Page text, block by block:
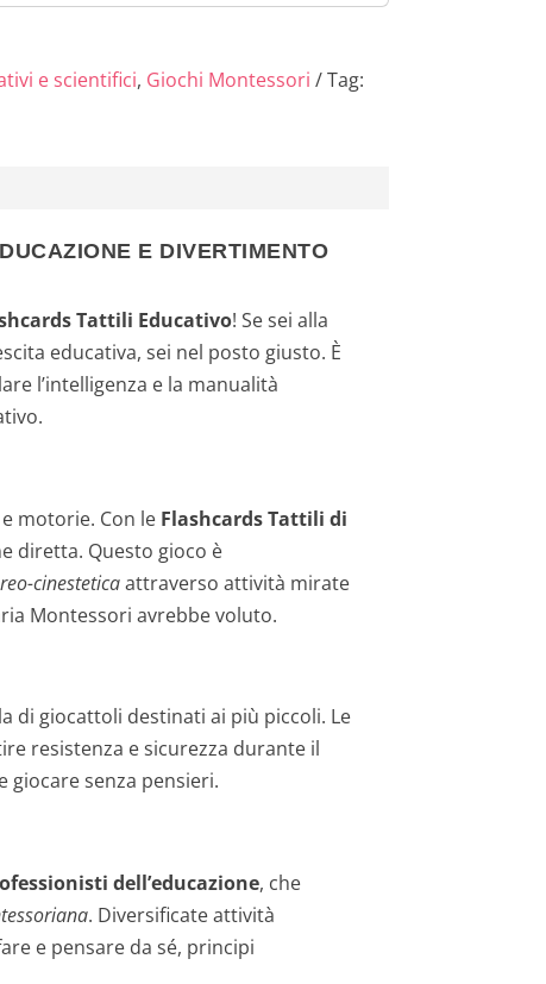
e scientifici, Giochi Montessori
Tag:
E DIVERTIMENTO
Tattili Educativo! Se sei alla
educativa, sei nel posto giusto. È
l’intelligenza e la manualità
motorie. Con le Flashcards Tattili di
diretta. Questo gioco è
cinesteticaattraverso attività mirate
Montessori avrebbe voluto.
di giocattoli destinati ai più piccoli. Le
resistenza e sicurezza durante il
senza pensieri.
dell’educazione, che
. Diversificate attività
e pensare da sé, principi